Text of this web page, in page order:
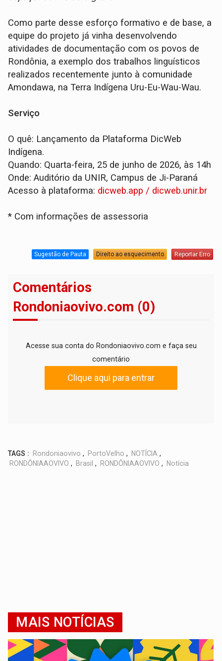
Como parte desse esforço formativo e de base, a
equipe do projeto já vinha desenvolvendo
atividades de documentação com os povos de
Rondônia, a exemplo dos trabalhos linguísticos
realizados recentemente junto à comunidade
Amondawa, na Terra Indígena Uru-Eu-Wau-Wau.
Serviço
O quê: Lançamento da Plataforma DicWeb
Indígena.
Quando: Quarta-feira, 25 de junho de 2026, às 14h
Onde: Auditório da UNIR, Campus de Ji-Paraná
Acesso à plataforma: dicweb.app / dicweb.unir.br
* Com informações de assessoria
Sugestão de Pauta Direito ao esquecimento Reportar Erro
Comentários
Rondoniaovivo.com (0)
Acesse sua conta do Rondoniaovivo.com e faça seu
comentário
Clique aqui para entrar
TAGS : Rondoniaovivo , PortoVelho , NOTÍCIA ,
RONDÔNIAAOVIVO , Brasil , RONDÔNIAAOVIVO , Notícia
MAIS NOTÍCIAS